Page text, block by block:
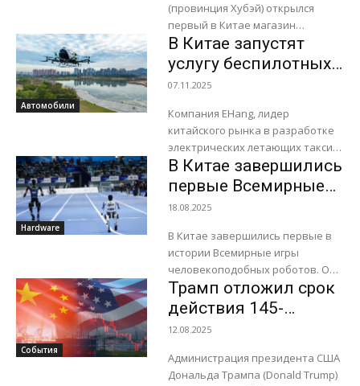
(провинция Хубэй) открылся
первый в Китае магазин
гуманоидных роботов 7S. В
ассортименте представлено
множество моделей, включая
роботов-боксеров, роботов-
гуманоидов и роботов-собак.
Ценовой...
Автомобили
В Китае запустят
услугу беспилотных
летающих такси в
ближайшие 3 года
07.11.2025
Компания EHang, лидер
китайского рынка в разработке
электрических летающих такси с
вертикальным взлетом и
посадкой (eVTOL), планирует в
течение ближайших трех лет
запустить в...
Hardware
В Китае завершились
первые Всемирные
игры
роботов
18.08.2025
В Китае завершились первые в
истории Всемирные игры
человекоподобных роботов. Они
проводились в Пекине, с 15
августа, на арене National Speed
Skating Oval, где...
События
Трамп отложил срок
действия 145-
процентных пошлин
на 90 дней
12.08.2025
Администрация президента США
Дональда Трампа (Donald Trump)